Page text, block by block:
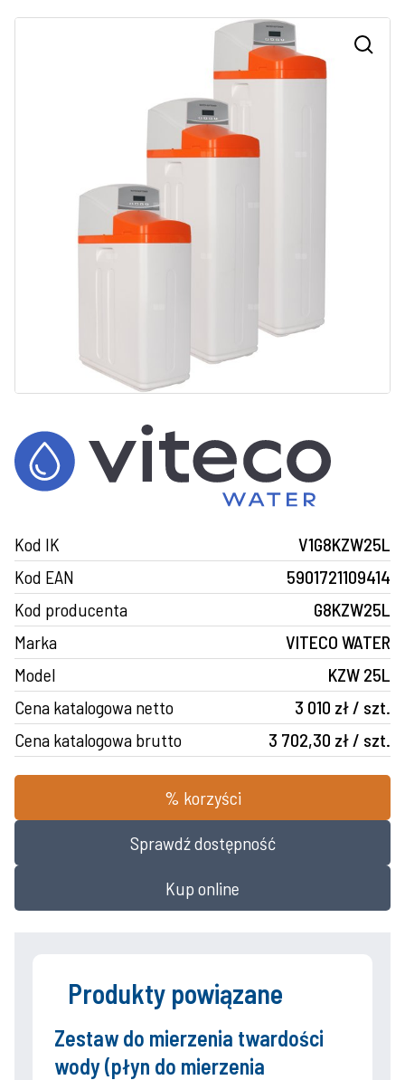
Kod IK
V1G8KZW25L
Kod EAN
5901721109414
Kod producenta
G8KZW25L
Marka
VITECO WATER
Model
KZW 25L
Cena katalogowa netto
3 010 zł / szt.
Cena katalogowa brutto
3 702,30 zł / szt.
% korzyści
Sprawdź dostępność
Kup online
Produkty powiązane
Zestaw do mierzenia twardości
wody (płyn do mierzenia